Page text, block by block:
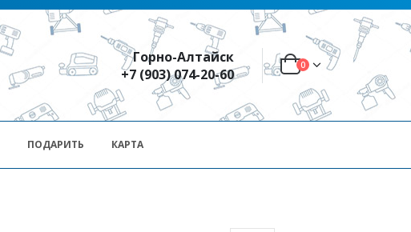
Горно-Алтайск
+7 (903) 074-20-60
0
ПОДАРИТЬ КАРТА